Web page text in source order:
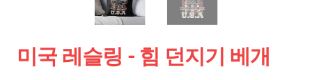
미국 레슬링 - 힘 던지기 베개